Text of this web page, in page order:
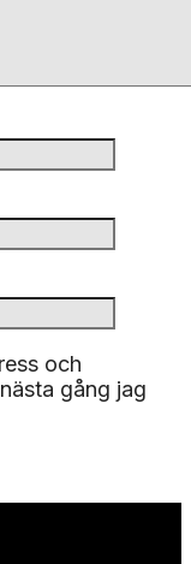
och
gång jag